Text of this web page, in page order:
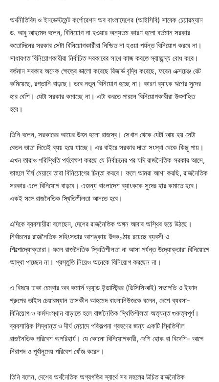
অর্থনীতিবিদ ও ইনভেস্টমেন্ট কর্পোরেশন অব বাংলাদেশের (আইসিবি) সাবেক চেয়ারম্যান
ড. আবু আহমেদ বলেন, বিনিয়োগ না হওয়ার অন্যতম কারণ হলো বর্তমান সরকার
কতোদিনের সরকার সেটা বিনিয়োগকারীরা নিশ্চিত না হওয়া পর্যন্ত বিনিয়োগ করবে না।
সাধারণত বিনিয়োগকারীরা নির্বাচিত সরকারের সাথে কাজ করতে স্বাচ্ছন্দ্য বোধ করে।
বর্তমান সরকার অনেক ক্ষেত্রে ভালো করেছে রিজার্ভ বৃদ্ধি করেছে, ফরেন এক্সচেঞ্জ রেট
কমিয়েছে, রপ্তানি বাড়ছে। তবে নতুন বিনিয়োগ হচ্ছে না। কারণ ব্যাংক ঋণের সুদের
হার বেশি। যেটা সরকার কমাচ্ছে না। এটা করতে পারলে বিনিয়োগকারীরা উৎসাহিত
হবে।
তিনি বলেন, সরকারের আয়ের উৎস হলো রাজস্ব। সেখান থেকে যেটা আয় হয় সেটা
বেতন ভাতা দিতেই ব্যয় হয়ে যাচ্ছে। এর বাইরে সরকার দাতা সংস্থা থেকে কিছু পায়।
এখন তারাও পরিস্থিতি পর্যবেক্ষণ করছে যে নির্বাচনের পর যদি রাজনৈতিক সরকার আসে,
তাহলে দীর্ঘ মেয়াদে তারা বিনিয়োগের চিন্তা করবে। ফলে আমরা আশা করছি, রাজনৈতিক
সরকার এলে বিনিয়োগ বাড়বে। এজন্য বাংলাদেশ ব্যাংককে সুদের হার কমাতে হবে।
একই সঙ্গে রাজনৈতিক স্থিতিশীলতা আনতে হবে।
এদিকে ব্যবসায়ীরা বলেছেন, দেশের রাজনৈতিক অঙ্গন আবার অস্থির হয়ে উঠছে।
নির্বাচনের রাজনৈতিক সহিংসতার আশঙ্কায় উৎকণ্ঠায় রয়েছে ব্যবসী ও
শিল্পোদ্যোক্তারা। ফলে রাজনৈতিক স্থিতিশীলতা না আসা পর্যন্ত উদ্যোক্তারা বিনিয়োগে
আস্থা পাচ্ছেন না। প্রস্তুতি নিয়েও অনেকে বিনিয়োগ করছেন না।
এ বিষয়ে ঢাকা চেম্বার অব কমার্স অ্যান্ড ইন্ডাস্ট্রির (ডিসিসিআই) সভাপতি ও ইফাদ
গ্রুপের ভাইস চেয়ারম্যান তাসকীন আহমেদ বাংলানিউজকে বলেন, দেশে ব্যবসা-
বিনিয়োগ ও কর্মসংস্থান বাড়াতে হলে রাজনৈতিক স্থিতিশীলতা অত্যন্ত গুরুত্বপূর্ণ।
ব্যবসায়িক সিদ্ধান্ত ও দীর্ঘ মেয়াদে পরিকল্পনা গ্রহণের জন্য একটি স্থিতিশীল
রাজনৈতিক পরিবেশ অপরিহার্য। যে কোনো বিনিয়োগকারী, দেশি হোক বা বিদেশি- আগে
নিরাপদ ও পূর্বানুমেয় পরিবেশ খোঁজ করেন।
তিনি বলেন, দেশের অর্থনৈতিক অগ্রগতির স্বার্থে সব মহলের উচিত রাজনৈতিক